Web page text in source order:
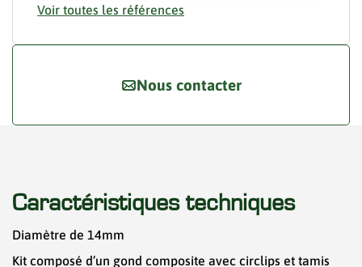
Voir toutes les références
Nous contacter
Caractéristiques techniques
Diamètre de 14mm
Kit composé d’un gond composite avec circlips et tamis